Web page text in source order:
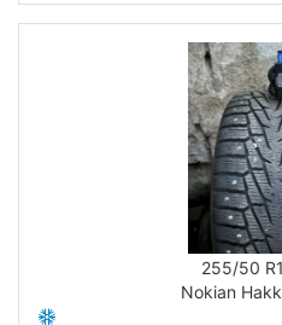
255/50
Nokian